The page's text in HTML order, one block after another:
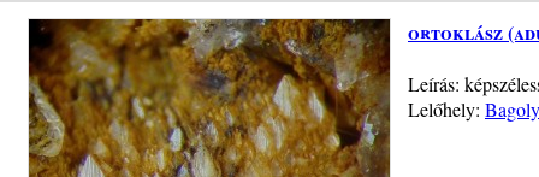
ortoklász
Leírás:
Lelőhely: